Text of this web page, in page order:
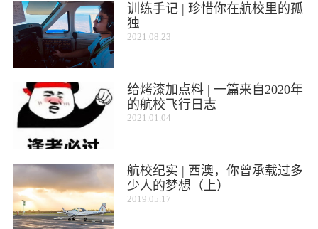
训练手记 | 珍惜你在航校里的孤
独
2021.08.23
给烤漆加点料 | 一篇来自2020年
的航校飞行日志
2021.01.04
航校纪实 | 西澳，你曾承载过多
少人的梦想（上）
2019.05.17